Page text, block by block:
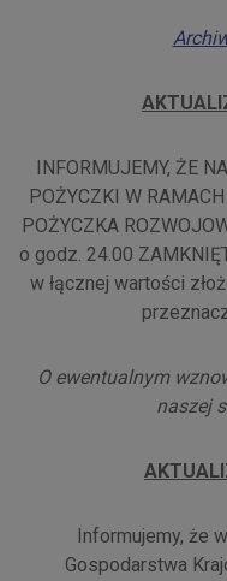
INFORMUJEMY, ŻE
POŻYCZKI W
POŻYCZKA
o godz. 24.00
w łącznej wartości
O ewentualnym
naszej
Informujemy, że
Gospodarstwa